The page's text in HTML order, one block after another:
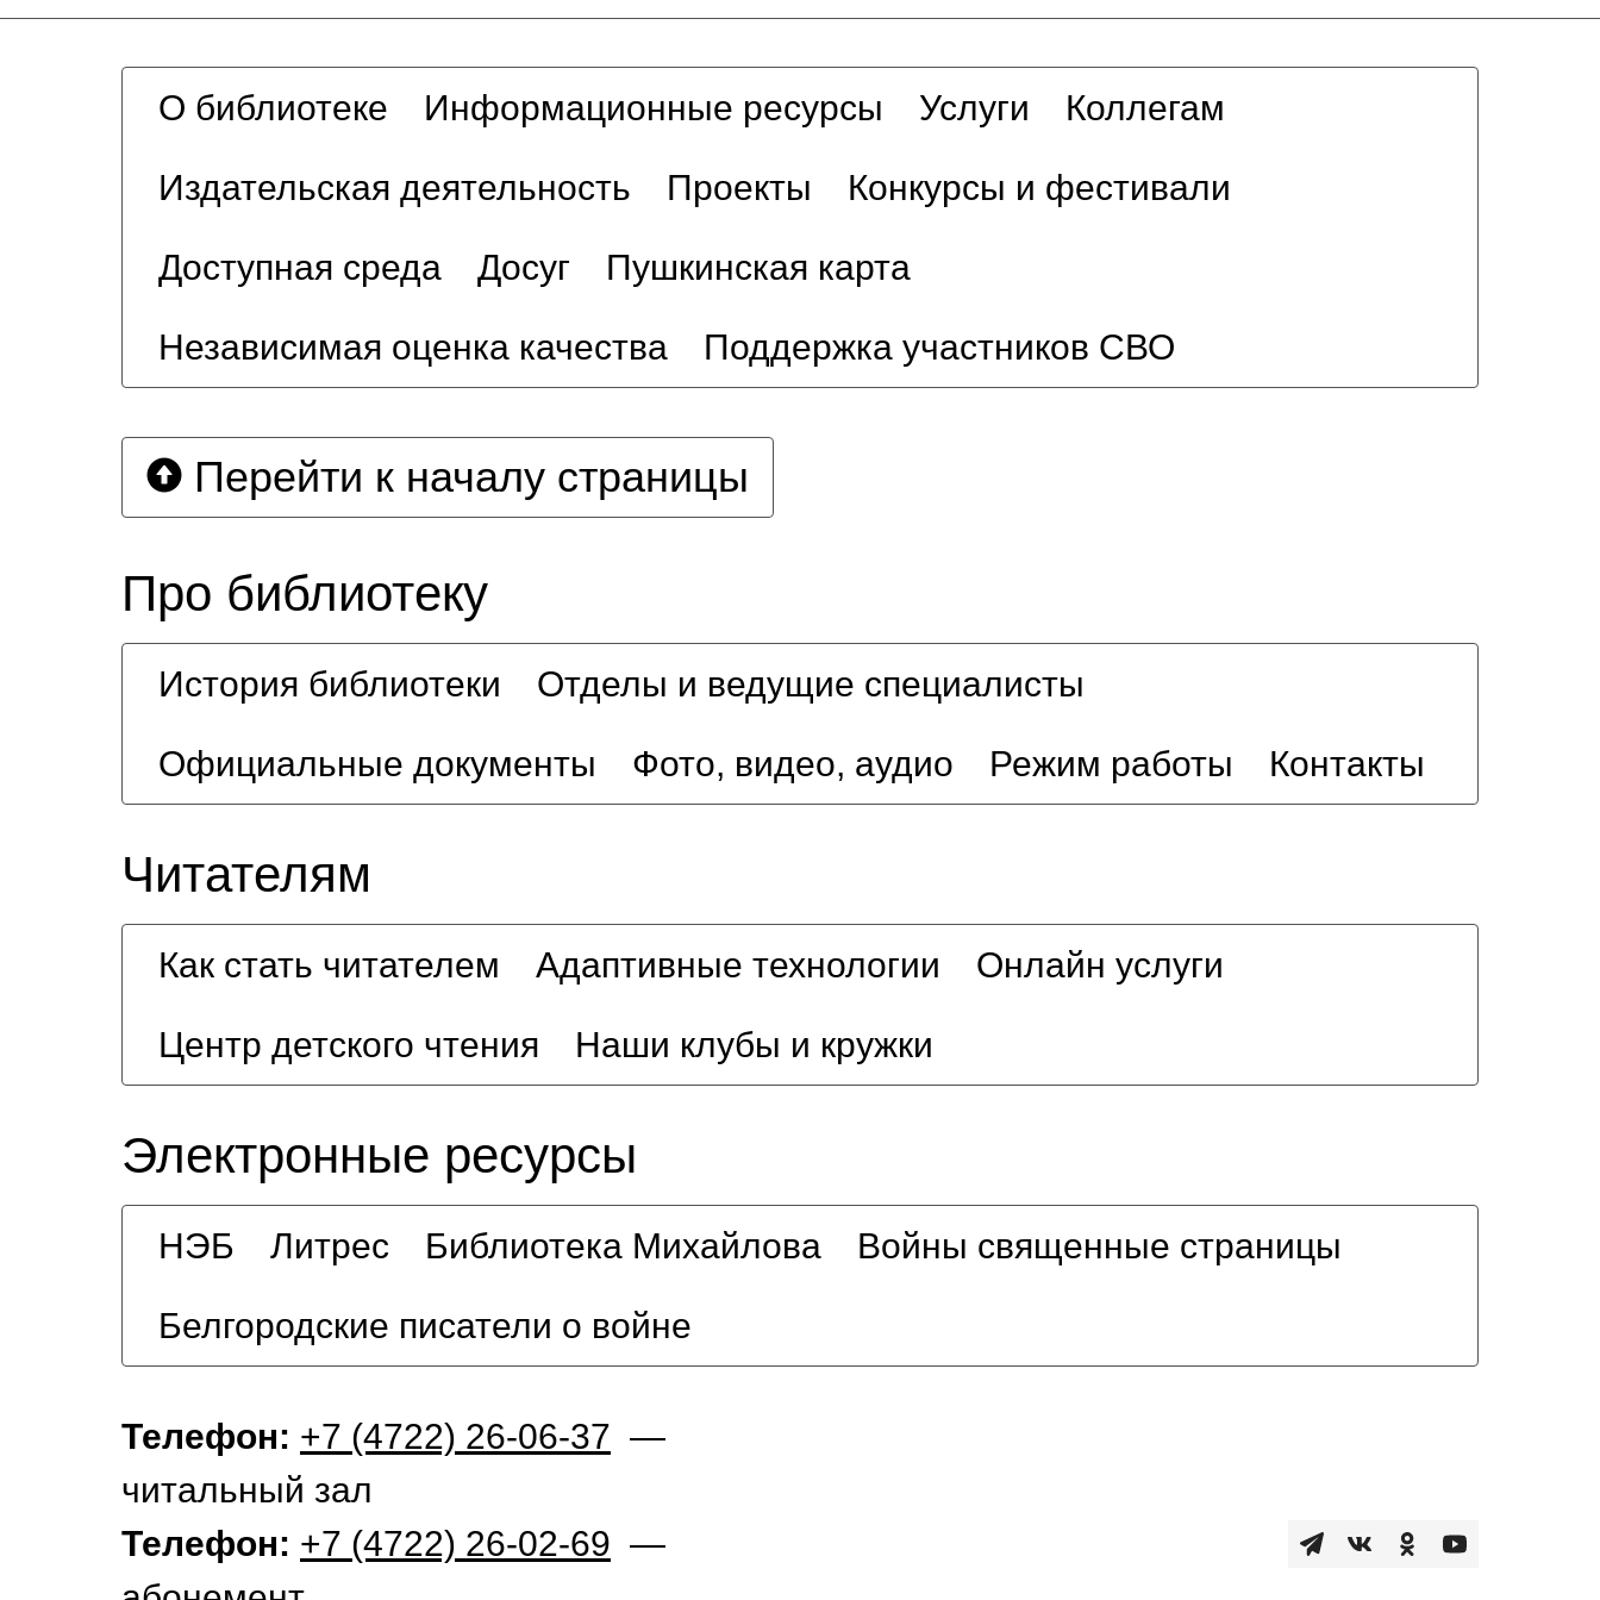
О библиотеке Информационные ресурсы Услуги Коллегам
Издательская деятельность Проекты Конкурсы и фестивали
Доступная среда Досуг Пушкинская карта
Независимая оценка качества Поддержка участников СВО
Перейти к началу страницы
Про библиотеку
История библиотеки Отделы и ведущие специалисты
Официальные документы Фото, видео, аудио Режим работы Контакты
Читателям
Как стать читателем Адаптивные технологии Онлайн услуги
Центр детского чтения Наши клубы и кружки
Электронные ресурсы
НЭБ Литрес Библиотека Михайлова Войны священные страницы
Белгородские писатели о войне
Телефон: +7 (4722) 26-06-37 —
читальный зал
Телефон: +7 (4722) 26-02-69 —